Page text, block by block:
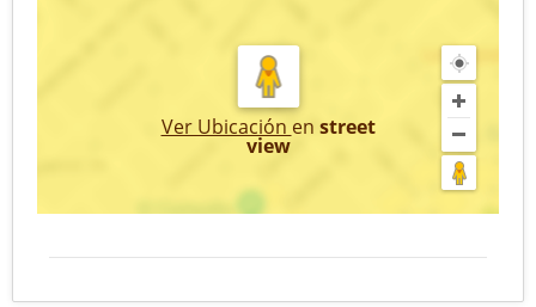
Ver Ubicación en street
view